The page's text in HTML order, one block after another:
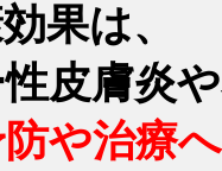
果は、
性皮膚炎
や治療へ